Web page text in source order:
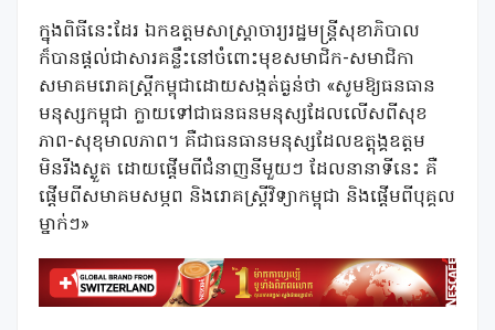
ក្នុងពិធីនេះដែរ ឯកឧត្តមសាស្ត្រាចារ្យរដ្ឋមន្ត្រីសុខាភិបាល
ក៏បានផ្ដល់ជាសារគន្លឹះនៅចំពោះមុខសមាជិក-សមាជិកា
សមាគមរោគស្ត្រីកម្ពុជាដោយសង្កត់ធ្ងន់ថា «សូមឱ្យធនធាន
មនុស្សកម្ពុជា ក្លាយទៅជាធនធនមនុស្សដែលលើសពីសុខ
ភាព-សុខុមាលភាព។ គឺជាធនធានមនុស្សដែលឧត្តុង្គឧត្តម
មិនរីងស្ងួត ដោយផ្តើមពីជំនាញនីមួយៗ ដែលនានាទីនេះ គឺ
ផ្តើមពីសមាគមសម្ភព និងរោគស្ត្រីវិទ្យាកម្ពុជា និងផ្តើមពីបុគ្គល
ម្នាក់ៗ»